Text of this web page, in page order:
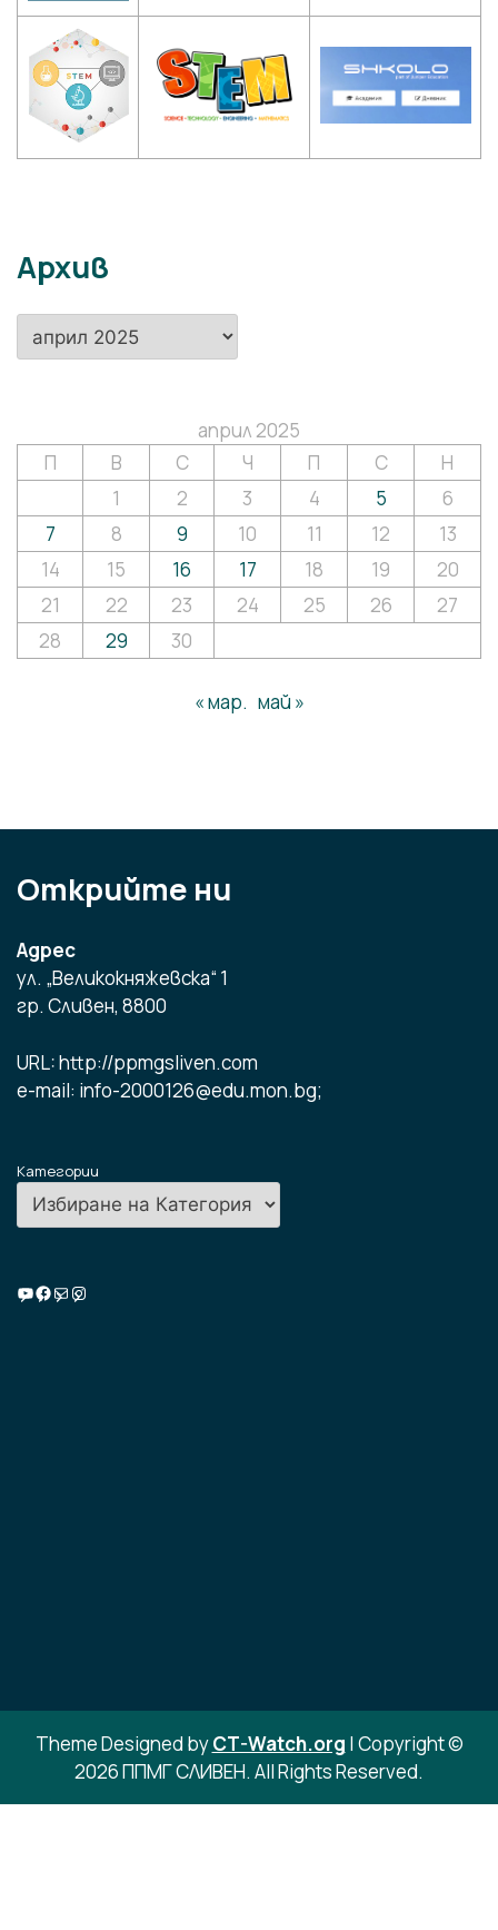
Архив
Архив
април 2025
П
В С Ч П С
Н
1
2 3 4 5
6
7
8 9 10 11 12
13
14
15 16 17 18 19
20
21
22 23 24 25 26
27
28
29 30
« мар. май »
Открийте ни
Адрес
ул. „Великокняжевска“ 1
гр. Сливен, 8800
URL: http://ppmgsliven.com
e-mail: info-2000126@edu.mon.bg;
Категории
Училищна ТВFacebook
Имейл
Instagram
Theme Designed byCT-Watch.org | Copyright ©
2026 ППМГ СЛИВЕН. All Rights Reserved.